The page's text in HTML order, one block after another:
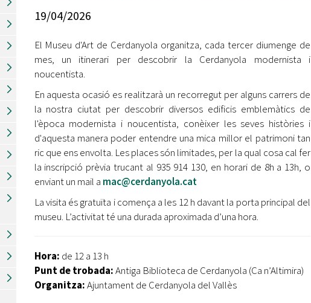
jove 2026
Cerdanyola opta a més de 5 milions d'euros del Pla de
Barris per transformar les Fontetes, Quatre Cantons i
l'entorn de l'avinguda Catalunya
El FIT presenta el cartell de la seva 16a edició i dona el
tret de sortida al festival
L’Ajuntament reparteix ulleres gratuïtes per veure
l'eclipsi solar
19/04/2026
El Museu d'Art de Cerdanyola organitza, cada tercer diumenge de
mes, un itinerari per descobrir la Cerdanyola modernista i
noucentista.
En aquesta ocasió es realitzarà un recorregut per alguns carrers de
la nostra ciutat per descobrir diversos edificis emblemàtics de
l'època modernista i noucentista, conèixer les seves històries i
d'aquesta manera poder entendre una mica millor el patrimoni tan
ric que ens envolta. Les places són limitades, per la qual cosa cal fer
la inscripció prèvia trucant al 935 914 130, en horari de 8h a 13h, o
enviant un mail a mac@cerdanyola.cat
La visita és gratuïta i comença a les 12 h davant la porta principal del
museu. L’activitat té una durada aproximada d’una hora.
Hora: de 12 a 13 h
Punt de trobada:Antiga Biblioteca de Cerdanyola (Ca n’Altimira)
Organitza:Ajuntament de Cerdanyola del Vallès